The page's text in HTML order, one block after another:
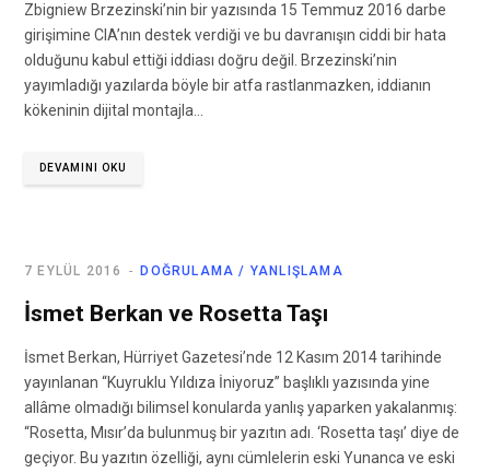
Zbigniew Brzezinski’nin bir yazısında 15 Temmuz 2016 darbe
girişimine CIA’nın destek verdiği ve bu davranışın ciddi bir hata
olduğunu kabul ettiği iddiası doğru değil. Brzezinski’nin
yayımladığı yazılarda böyle bir atfa rastlanmazken, iddianın
kökeninin dijital montajla…
DEVAMINI OKU
DOĞRULAMA / YANLIŞLAMA
7 EYLÜL 2016
İsmet Berkan ve Rosetta Taşı
İsmet Berkan, Hürriyet Gazetesi’nde 12 Kasım 2014 tarihinde
yayınlanan “Kuyruklu Yıldıza İniyoruz” başlıklı yazısında yine
allâme olmadığı bilimsel konularda yanlış yaparken yakalanmış:
“Rosetta, Mısır’da bulunmuş bir yazıtın adı. ‘Rosetta taşı’ diye de
geçiyor. Bu yazıtın özelliği, aynı cümlelerin eski Yunanca ve eski